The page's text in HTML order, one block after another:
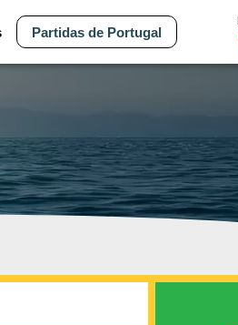
Partidas de Portugal